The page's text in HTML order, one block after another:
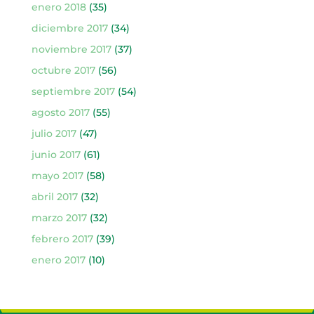
enero 2018(35)
diciembre 2017(34)
noviembre 2017(37)
octubre 2017(56)
septiembre 2017(54)
agosto 2017(55)
julio 2017(47)
junio 2017(61)
mayo 2017(58)
abril 2017(32)
marzo 2017(32)
febrero 2017(39)
enero 2017(10)